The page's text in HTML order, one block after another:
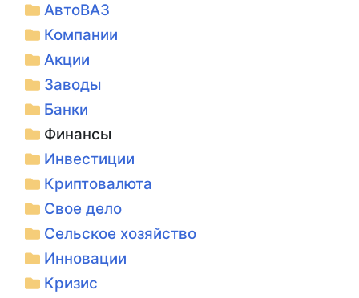
АвтоВАЗ
Компании
Акции
Заводы
Банки
Финансы
Инвестиции
Криптовалюта
Свое дело
Сельское хозяйство
Инновации
Кризис